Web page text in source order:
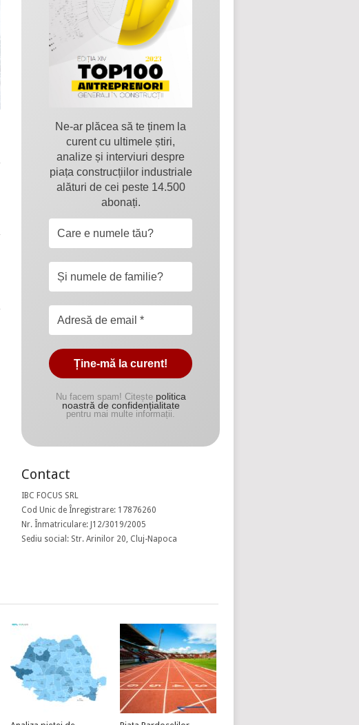
Ne-ar plăcea să te ținem la
curent cu ultimele știri,
analize și interviuri despre
piața construcțiilor industriale
alături de cei peste 14.500
abonați.
Nu facem spam! Citește politica
noastră de confidențialitate
pentru mai multe informații.
Contact
IBC FOCUS SRL
Cod Unic de Înregistrare: 17876260
Nr. Înmatriculare: J12/3019/2005
Sediu social: Str. Arinilor 20, Cluj-Napoca